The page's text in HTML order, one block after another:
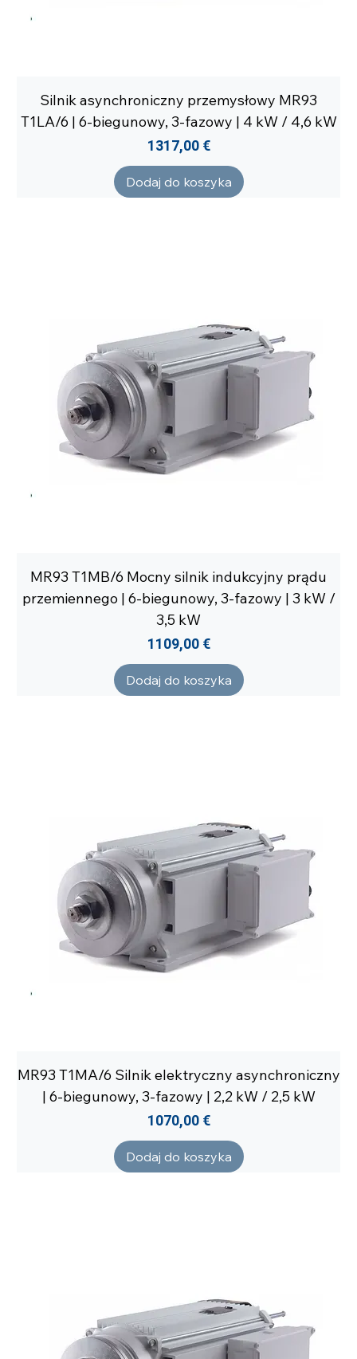
Silnik asynchroniczny przemysłowy MR93
T1LA/6 | 6-biegunowy, 3-fazowy | 4 kW / 4,6 kW
Cena
1317,00 €
Dodaj do koszyka
MR93 T1MB/6 Mocny silnik indukcyjny prądu
przemiennego | 6-biegunowy, 3-fazowy | 3 kW /
3,5 kW
Cena
1109,00 €
Dodaj do koszyka
MR93 T1MA/6 Silnik elektryczny asynchroniczny
| 6-biegunowy, 3-fazowy | 2,2 kW / 2,5 kW
Cena
1070,00 €
Dodaj do koszyka